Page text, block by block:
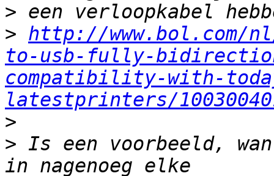
>
> http://www.bol.com/
to-usb-fully-
compatibility-with-
latestprinters/
>
> Is een voorbeeld,